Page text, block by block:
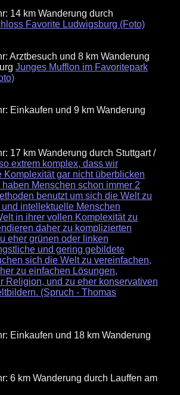
14 km Wanderung durch
Favorite Ludwigsburg (Foto)
Arztbesuch und 8 km Wanderung
Junges Mufflon im Favoritepark
Einkaufen und 9 km Wanderung
17 km Wanderung durch Stuttgart /
extrem komplex, dass wir
Komplexität gar nicht überblicken
haben Menschen schon immer 2
benutzt um sich die Welt zu
intellektuelle Menschen
in ihrer vollen Komplexität zu
daher zu komplizierten
eher grünen oder linken
und gering gebildete
sich die Welt zu vereinfachen,
zu einfachen Lösungen,
Religion, und zu eher konservativen
(Spruch - Thomas
Einkaufen und 18 km Wanderung
6 km Wanderung durch Lauffen am